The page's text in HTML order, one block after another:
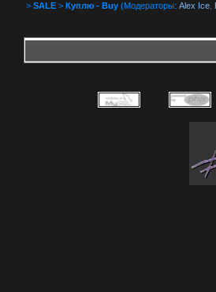
> SALE > Куплю - Buy (Модераторы: Alex Ice